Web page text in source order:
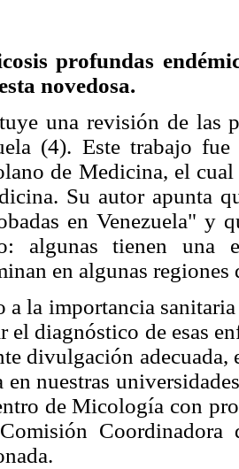
profundas
novedosa.
una revisión de las
(4). Este trabajo
de Medicina, el
Su autor apunta
en Venezuela" y
algunas tienen una
en algunas regiones
a la importancia
el diagnóstico de esas
divulgación
en nuestras
de Micología con